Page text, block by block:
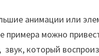
анимации или
примера можно
звук, который